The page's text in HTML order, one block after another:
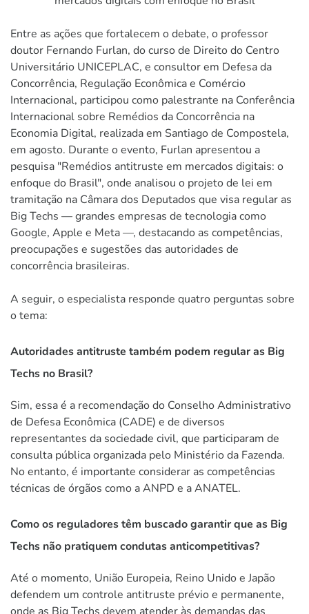
Entre as ações que fortalecem o debate, o professor
doutor Fernando Furlan, do curso de Direito do Centro
Universitário UNICEPLAC, e consultor em Defesa da
Concorrência, Regulação Econômica e Comércio
Internacional, participou como palestrante na Conferência
Internacional sobre Remédios da Concorrência na
Economia Digital, realizada em Santiago de Compostela,
em agosto. Durante o evento, Furlan apresentou a
pesquisa "Remédios antitruste em mercados digitais: o
enfoque do Brasil", onde analisou o projeto de lei em
tramitação na Câmara dos Deputados que visa regular as
Big Techs — grandes empresas de tecnologia como
Google, Apple e Meta —, destacando as competências,
preocupações e sugestões das autoridades de
concorrência brasileiras.
A seguir, o especialista responde quatro perguntas sobre
o tema:
Autoridades antitruste também podem regular as Big
Techs no Brasil?
Sim, essa é a recomendação do Conselho Administrativo
de Defesa Econômica (CADE) e de diversos
representantes da sociedade civil, que participaram de
consulta pública organizada pelo Ministério da Fazenda.
No entanto, é importante considerar as competências
técnicas de órgãos como a ANPD e a ANATEL.
Como os reguladores têm buscado garantir que as Big
Techs não pratiquem condutas anticompetitivas?
Até o momento, União Europeia, Reino Unido e Japão
defendem um controle antitruste prévio e permanente,